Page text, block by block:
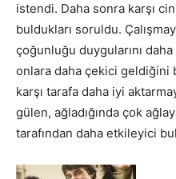
istendi. Daha sonra karşı
buldukları soruldu.
çoğunluğu duygularını
onlara daha çekici geldiğini
karşı tarafa daha iyi
gülen, ağladığında çok
tarafından daha etkileyici